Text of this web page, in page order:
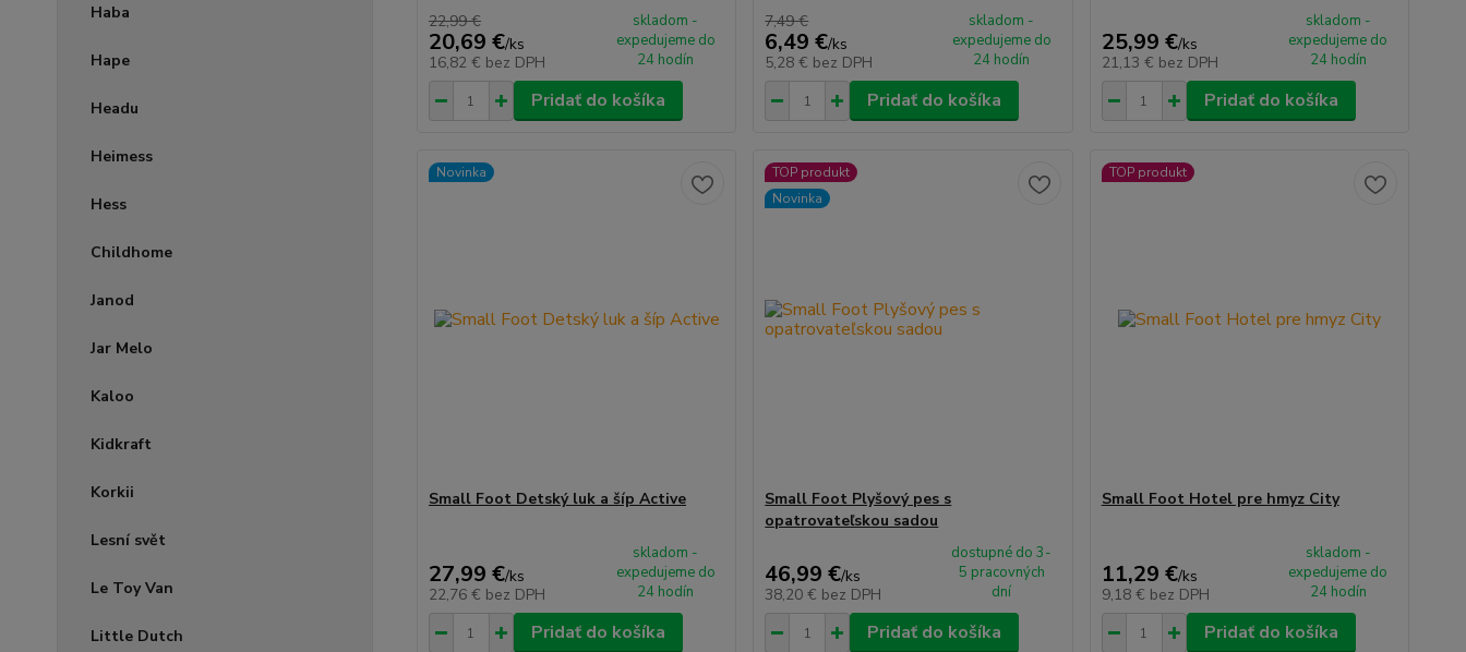
Haba
Hape
Headu
Heimess
Hess
Childhome
Janod
Jar Melo
Kaloo
Kidkraft
Korkii
Lesní svět
Le Toy Van
Little Dutch
22,99 €
20,69 €/ks
16,82 € bez DPH
skladom -
expedujeme do
24 hodín
Pridať do košíka
7,49 €
6,49 €/ks
5,28 € bez DPH
skladom -
expedujeme do
24 hodín
Pridať do košíka
25,99 €/ks
21,13 € bez DPH
skladom -
expedujeme do
24 hodín
Pridať do košíka
Novinka
Small Foot Detský luk a šíp Active
27,99 €/ks
22,76 € bez DPH
skladom -
expedujeme do
24 hodín
Pridať do košíka
TOP produkt
Novinka
Small Foot Plyšový pes s
opatrovateľskou sadou
46,99 €/ks
38,20 € bez DPH
dostupné do 3-
5 pracovných
dní
Pridať do košíka
TOP produkt
Small Foot Hotel pre hmyz City
11,29 €/ks
9,18 € bez DPH
skladom -
expedujeme do
24 hodín
Pridať do košíka